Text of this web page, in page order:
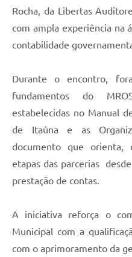
Rocha, da Libertas
com ampla experiência na
contabilidade
Durante o encontro,
fundamentos do
estabelecidas no Manual
de Itaúna e as
documento que
etapas das parcerias
prestação de contas.
A iniciativa reforça o
Municipal com a
com o aprimoramento da